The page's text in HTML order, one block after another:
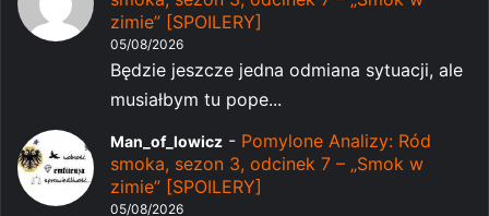
zimie” [SPOILERY]
05/08/2026
Będzie jeszcze jedna odmiana sytuacji, ale
musiałbym tu pope...
Man_of_lowicz - Pomylone Analizy: Ród
smoka, sezon 3, odcinek 7 – „Smok w
zimie” [SPOILERY]
05/08/2026